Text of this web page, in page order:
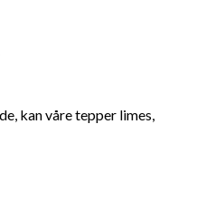
kan våre tepper limes,